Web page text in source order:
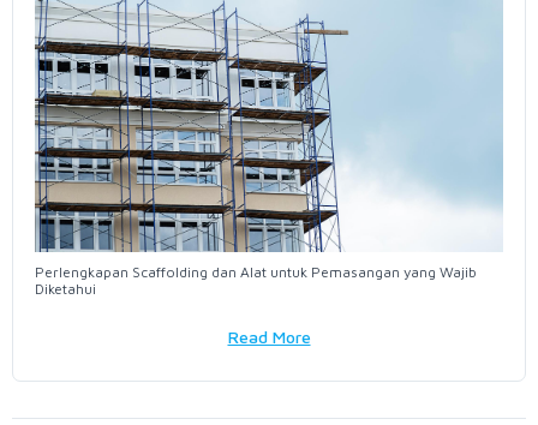
Perlengkapan Scaffolding dan Alat untuk Pemasangan yang Wajib
Diketahui
Read More